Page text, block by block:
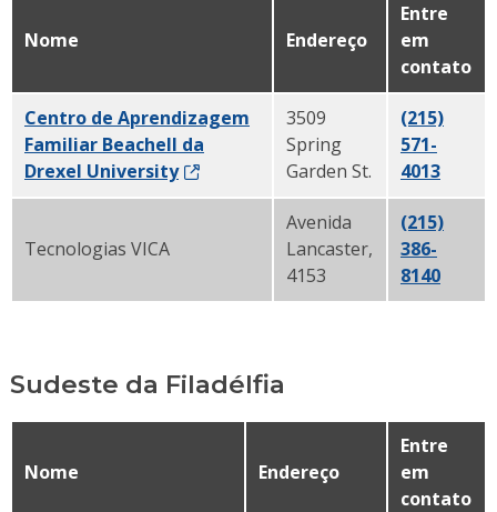
Nome Endereço
Entre
em
contato
Centro de Aprendizagem
Familiar Beachell da
Drexel University
3509
Spring
Garden St.
(215)
571-
4013
Tecnologias VICA
Avenida
Lancaster,
4153
(215)
386-
8140
Sudeste da Filadélfia
Nome Endereço
Entre
em
contato